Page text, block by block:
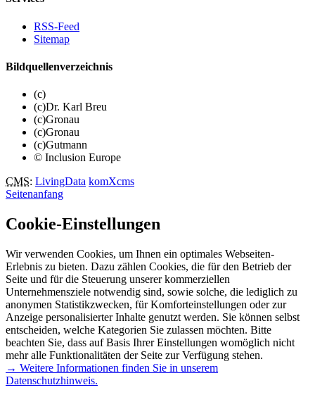
RSS-Feed
Sitemap
Bildquellenverzeichnis
(c)
(c)Dr. Karl Breu
(c)Gronau
(c)Gronau
(c)Gutmann
© Inclusion Europe
CMS: LivingData komXcms
Seitenanfang
Cookie-Einstellungen
Wir verwenden Cookies, um Ihnen ein optimales Webseiten-
Erlebnis zu bieten. Dazu zählen Cookies, die für den Betrieb der
Seite und für die Steuerung unserer kommerziellen
Unternehmensziele notwendig sind, sowie solche, die lediglich zu
anonymen Statistikzwecken, für Komforteinstellungen oder zur
Anzeige personalisierter Inhalte genutzt werden. Sie können selbst
entscheiden, welche Kategorien Sie zulassen möchten. Bitte
beachten Sie, dass auf Basis Ihrer Einstellungen womöglich nicht
mehr alle Funktionalitäten der Seite zur Verfügung stehen.
→ Weitere Informationen finden Sie in unserem
Datenschutzhinweis.